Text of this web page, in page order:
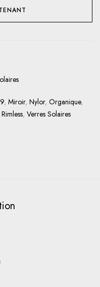
, Miroir, Nylor, Organique,
, Verres Solaires